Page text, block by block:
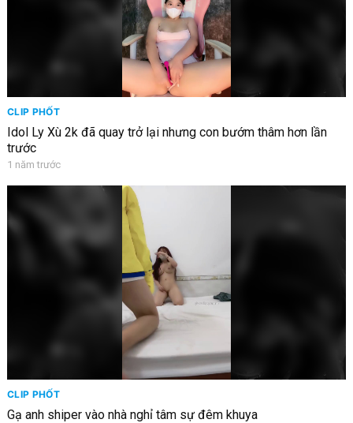
CLIP PHỐT
Idol Ly Xù 2k đã quay trở lại nhưng con bướm thâm hơn lần
trước
1 năm trước
CLIP PHỐT
Gạ anh shiper vào nhà nghỉ tâm sự đêm khuya